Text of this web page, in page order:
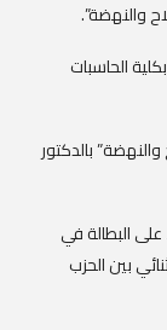
والنهضة”.
الحاسبات
بالدكتور
البطالة في
بين الحزب